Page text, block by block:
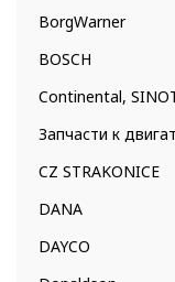
BorgWarner
BOSCH
Continental,
Запчасти к
CZ STRAKONICE
DANA
DAYCO